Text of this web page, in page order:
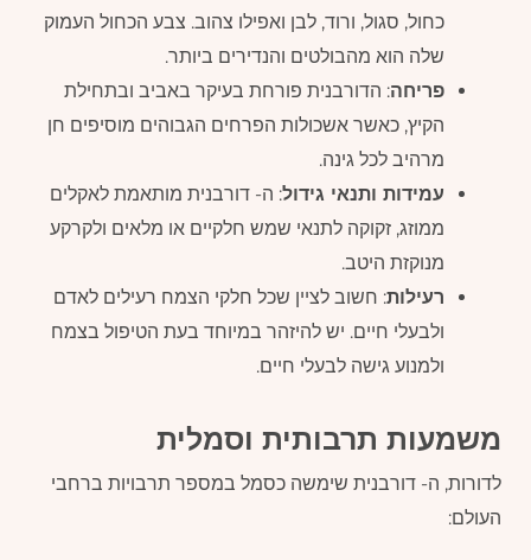
כחול, סגול, ורוד, לבן ואפילו צהוב. צבע הכחול העמוק
שלה הוא מהבולטים והנדירים ביותר.
פריחה: הדורבנית פורחת בעיקר באביב ובתחילת
הקיץ, כאשר אשכולות הפרחים הגבוהים מוסיפים חן
מרהיב לכל גינה.
עמידות ותנאי גידול: ה- דורבנית מותאמת לאקלים
ממוזג, זקוקה לתנאי שמש חלקיים או מלאים ולקרקע
מנוקזת היטב.
רעילות: חשוב לציין שכל חלקי הצמח רעילים לאדם
ולבעלי חיים. יש להיזהר במיוחד בעת הטיפול בצמח
ולמנוע גישה לבעלי חיים.
משמעות תרבותית וסמלית
לדורות, ה- דורבנית שימשה כסמל במספר תרבויות ברחבי
העולם: